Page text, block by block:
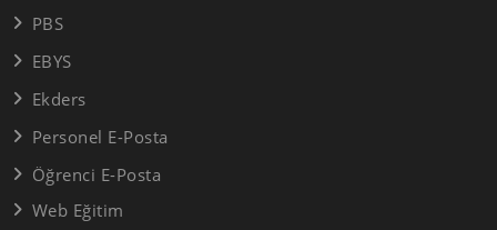
PBS
EBYS
Ekders
Personel E-Posta
Öğrenci E-Posta
Web Eğitim